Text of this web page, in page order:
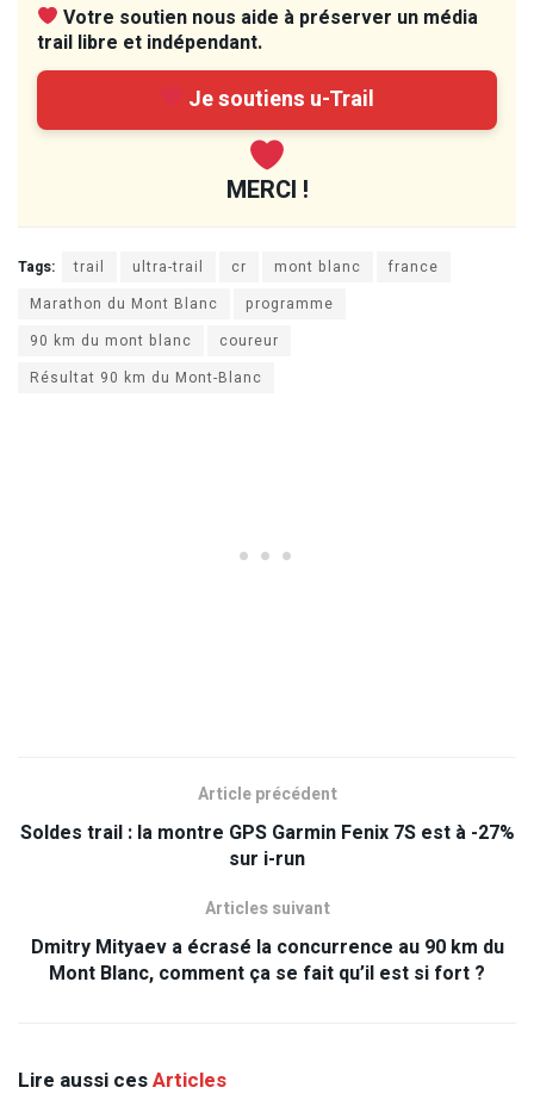
Votre soutien nous aide à préserver un média
trail libre et indépendant.
Je soutiens u-Trail
MERCI !
Tags: trail ultra-trail cr mont blanc
france
Marathon du Mont Blanc
programme
90 km du mont blanc
coureur
Résultat 90 km du Mont-Blanc
Article précédent
Soldes trail : la montre GPS Garmin Fenix 7S est à -27%
sur i-run
Articles suivant
Dmitry Mityaev a écrasé la concurrence au 90 km du
Mont Blanc, comment ça se fait qu’il est si fort ?
Lire aussi cesArticles